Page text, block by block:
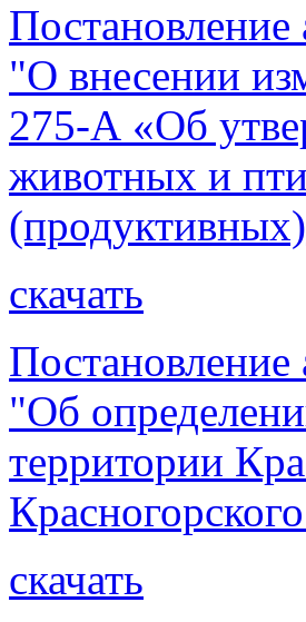
"О внесении
275-А «Об
животных и
скачать
"Об
территории
скачать